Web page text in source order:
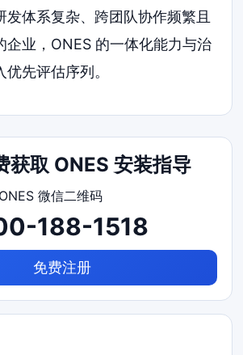
发体系复杂、跨团队协作频繁且
企业，ONES 的一体化能力与治
先评估序列。
获取 ONES 安装指导
188-1518
免费注册